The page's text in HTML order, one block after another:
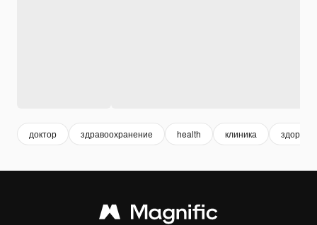
доктор здравоохранение health клиника